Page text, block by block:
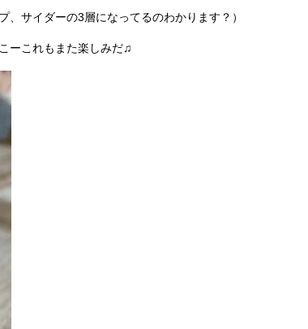
サイダーの3層になってるのわかります？）
ーこれもまた楽しみだ♫